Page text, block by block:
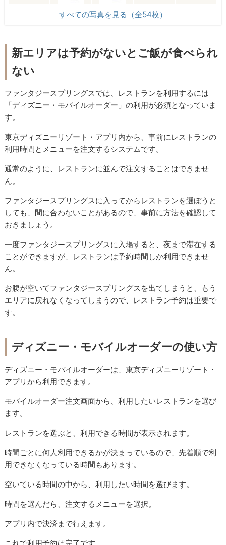
すべての写真を見る（全54枚）
新エリアは予約がないとご飯が食べられ
ない
ファンタジースプリングスでは、レストランを利用するには
「ディズニー・モバイルオーダー」の利用が必須となっていま
す。
東京ディズニーリゾート・アプリ内から、事前にレストランの
利用時間とメニューを注文するシステムです。
通常のように、レストランに並んで注文することはできませ
ん。
ファンタジースプリングスに入ってからレストランを選ぼうと
しても、間に合わないことがあるので、事前に方法を確認して
おきましょう。
一度ファンタジースプリングスに入場すると、夜まで滞在する
ことができますが、レストランは予約時間しか利用できませ
ん。
お腹が空いてファンタジースプリングスを出てしまうと、もう
エリアに戻れなくなってしまうので、レストラン予約は重要で
す。
ディズニー・モバイルオーダーの使い方
ディズニー・モバイルオーダーは、東京ディズニーリゾート・
アプリから利用できます。
モバイルオーダー注文画面から、利用したいレストランを選び
ます。
レストランを選ぶと、利用できる時間が表示されます。
時間ごとに何人利用できるかが決まっているので、先着順で利
用できなくなっている時間もあります。
空いている時間の中から、利用したい時間を選びます。
時間を選んだら、注文するメニューを選択。
アプリ内で決済まで行えます。